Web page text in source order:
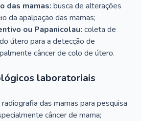
das mamas: busca de alterações
da apalpação das mamas;
ou Papanicolau: coleta de
útero para a detecção de
câncer de colo de útero.
laboratoriais
radiografia das mamas para pesquisa
câncer de mama;